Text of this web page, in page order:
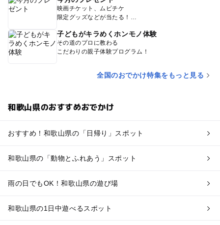
映画チケット、ムビチケ
限定グッズなどが当たる！
子どもがキラめくホンモノ体験
その道のプロに教わる
こだわりの親子体験プログラム！
全国のおでかけ特集をもっと見る
和歌山県のおすすめおでかけ
おすすめ！和歌山県の「日帰り」スポット
和歌山県の「動物とふれあう」スポット
雨の日でもOK！和歌山県の遊び場
和歌山県の1日中遊べるスポット